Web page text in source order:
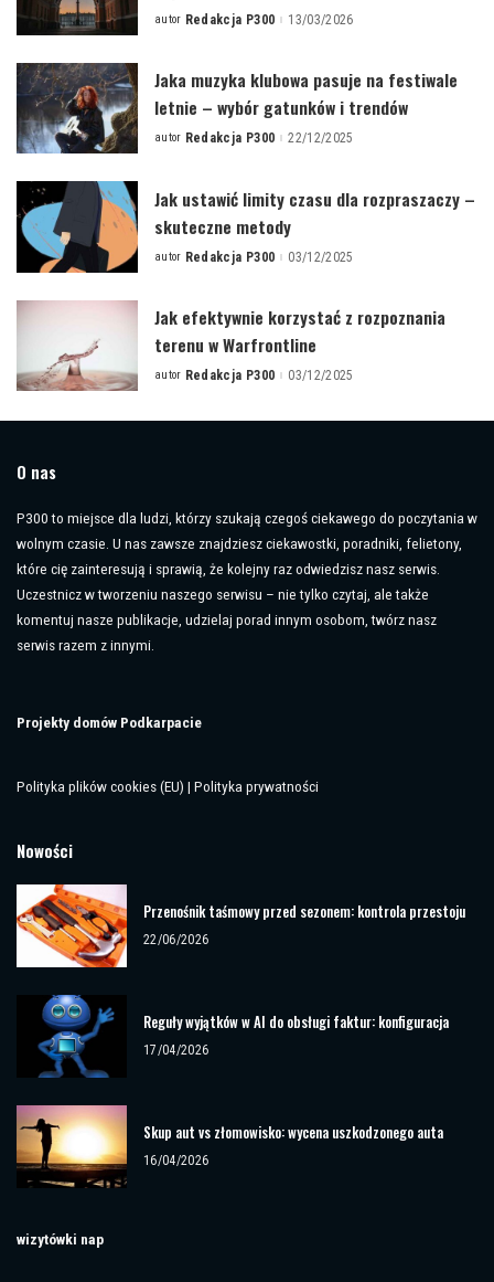
Posted
autor Redakcja P300 13/03/2026
Jaka muzyka klubowa pasuje na festiwale
letnie – wybór gatunków i trendów
Posted
autor Redakcja P300 22/12/2025
Jak ustawić limity czasu dla rozpraszaczy –
skuteczne metody
Posted
autor Redakcja P300 03/12/2025
Jak efektywnie korzystać z rozpoznania
terenu w Warfrontline
Posted
autor Redakcja P300 03/12/2025
O nas
P300 to miejsce dla ludzi, którzy szukają czegoś ciekawego do poczytania w
wolnym czasie. U nas zawsze znajdziesz ciekawostki, poradniki, felietony,
które cię zainteresują i sprawią, że kolejny raz odwiedzisz nasz serwis.
Uczestnicz w tworzeniu naszego serwisu – nie tylko czytaj, ale także
komentuj nasze publikacje, udzielaj porad innym osobom, twórz nasz
serwis razem z innymi.
Projekty domów Podkarpacie
Polityka plików cookies (EU) | Polityka prywatności
Nowości
Przenośnik taśmowy przed sezonem: kontrola przestoju
22/06/2026
Reguły wyjątków w AI do obsługi faktur: konfiguracja
17/04/2026
Skup aut vs złomowisko: wycena uszkodzonego auta
16/04/2026
wizytówki nap